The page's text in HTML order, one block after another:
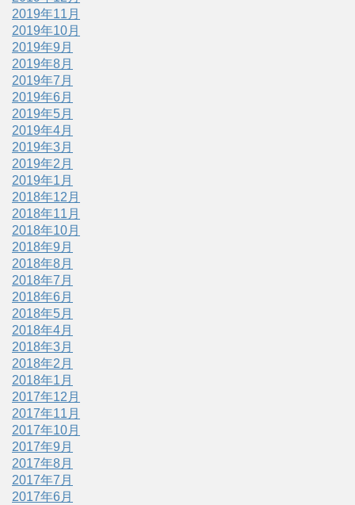
2019年11月
2019年10月
2019年9月
2019年8月
2019年7月
2019年6月
2019年5月
2019年4月
2019年3月
2019年2月
2019年1月
2018年12月
2018年11月
2018年10月
2018年9月
2018年8月
2018年7月
2018年6月
2018年5月
2018年4月
2018年3月
2018年2月
2018年1月
2017年12月
2017年11月
2017年10月
2017年9月
2017年8月
2017年7月
2017年6月